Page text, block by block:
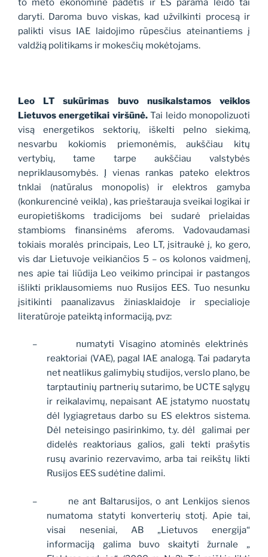
to meto ekonominė padėtis ir ES parama leido tai
daryti. Daroma buvo viskas, kad užvilkinti procesą ir
palikti visus IAE laidojimo rūpesčius ateinantiems į
valdžią politikams ir mokesčių mokėtojams.
Leo LT sukūrimas buvo nusikalstamos veiklos
Lietuvos energetikai viršūnė.Tai leido monopolizuoti
visą energetikos sektorių, iškelti pelno siekimą,
nesvarbu kokiomis priemonėmis, aukščiau kitų
vertybių, tame tarpe aukščiau valstybės
nepriklausomybės. Į vienas rankas pateko elektros
tnklai (natūralus monopolis) ir elektros gamyba
(konkurencinė veikla) , kas prieštarauja sveikai logikai ir
europietiškoms tradicijoms bei sudarė prielaidas
stambioms finansinėms aferoms. Vadovaudamasi
tokiais moralės principais, Leo LT, įsitraukė į, ko gero,
vis dar Lietuvoje veikiančios 5 – os kolonos vaidmenį,
nes apie tai liūdija Leo veikimo principai ir pastangos
išlikti priklausomiems nuo Rusijos EES. Tuo nesunku
įsitikinti paanalizavus žiniasklaidoje ir specialioje
literatūroje pateiktą informaciją, pvz:
–
numatyti Visagino atominės elektrinės
reaktoriai (VAE), pagal IAE analogą. Tai padaryta
net neatlikus galimybių studijos, verslo plano, be
tarptautinių partnerių sutarimo, be UCTE sąlygų
ir reikalavimų, nepaisant AE įstatymo nuostatų
dėl lygiagretaus darbo su ES elektros sistema.
Dėl neteisingo pasirinkimo, t.y. dėl
galimai per
didelės reaktoriaus galios, gali tekti prašytis
rusų avarinio rezervavimo, arba tai reikštų likti
Rusijos EES sudėtine dalimi.
–
ne ant Baltarusijos, o ant Lenkijos sienos
numatoma statyti konverterių stotį. Apie tai,
visai neseniai, AB „Lietuvos energija“
informaciją galima buvo skaityti žurnale „